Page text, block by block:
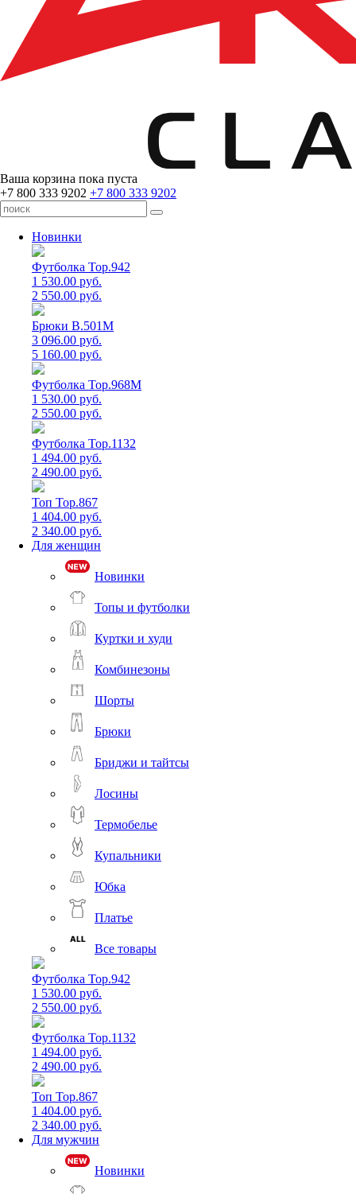
Ваша корзина пока пуста
+7 800 333 9202 +7 800 333 9202
Новинки
Футболка Top.942
1 530.00 руб.
2 550.00 руб.
Брюки B.501M
3 096.00 руб.
5 160.00 руб.
Футболка Top.968M
1 530.00 руб.
2 550.00 руб.
Футболка Top.1132
1 494.00 руб.
2 490.00 руб.
Топ Top.867
1 404.00 руб.
2 340.00 руб.
Для женщин
Новинки
Топы и футболки
Куртки и худи
Комбинезоны
Шорты
Брюки
Бриджи и тайтсы
Лосины
Термобелье
Купальники
Юбка
Платье
Все товары
Футболка Top.942
1 530.00 руб.
2 550.00 руб.
Футболка Top.1132
1 494.00 руб.
2 490.00 руб.
Топ Top.867
1 404.00 руб.
2 340.00 руб.
Для мужчин
Новинки